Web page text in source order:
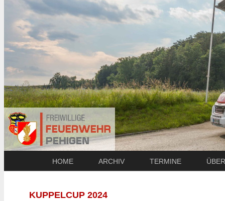
HOME ARCHIV TERMINE
KUPPELCUP 2024